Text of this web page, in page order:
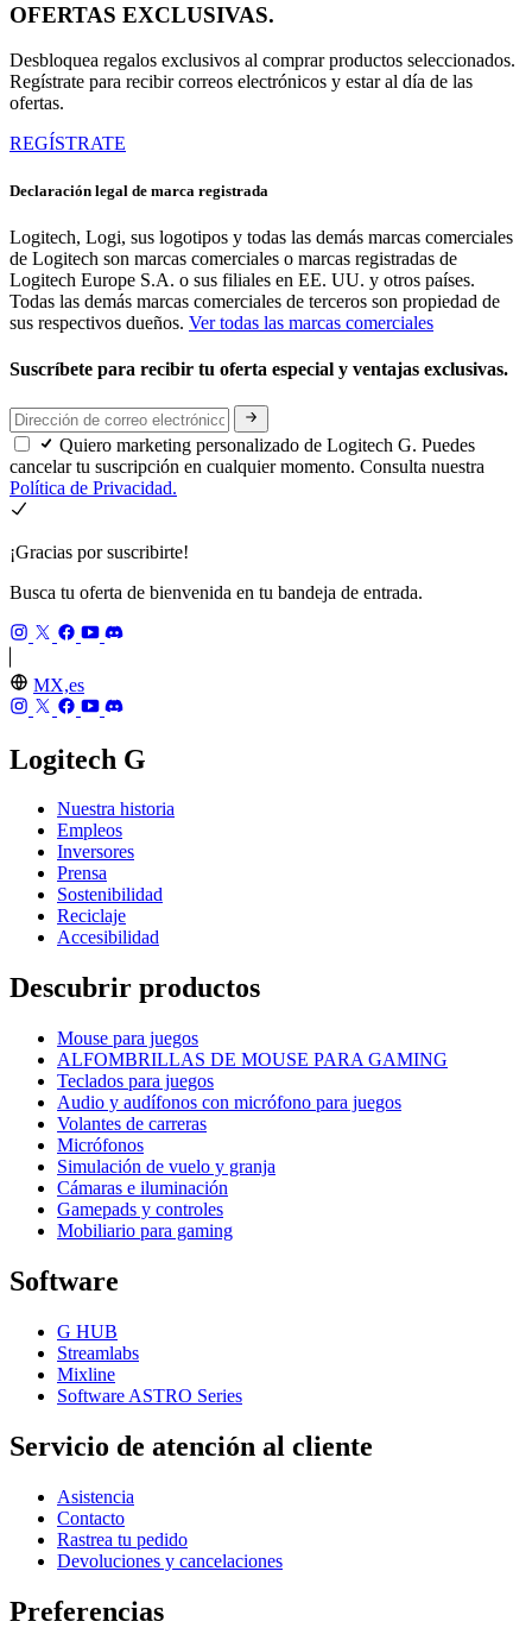
OFERTAS EXCLUSIVAS.
Desbloquea regalos exclusivos al comprar productos seleccionados.
Regístrate para recibir correos electrónicos y estar al día de las
ofertas.
REGÍSTRATE
Declaración legal de marca registrada
Logitech, Logi, sus logotipos y todas las demás marcas comerciales
de Logitech son marcas comerciales o marcas registradas de
Logitech Europe S.A. o sus filiales en EE. UU. y otros países.
Todas las demás marcas comerciales de terceros son propiedad de
sus respectivos dueños. Ver todas las marcas comerciales
Suscríbete para recibir tu oferta especial y ventajas exclusivas.
Quiero marketing personalizado de Logitech G. Puedes
cancelar tu suscripción en cualquier momento. Consulta nuestra
Política de Privacidad.
¡Gracias por suscribirte!
Busca tu oferta de bienvenida en tu bandeja de entrada.
MX,es
Logitech G
Nuestra historia
Empleos
Inversores
Prensa
Sostenibilidad
Reciclaje
Accesibilidad
Descubrir productos
Mouse para juegos
ALFOMBRILLAS DE MOUSE PARA GAMING
Teclados para juegos
Audio y audífonos con micrófono para juegos
Volantes de carreras
Micrófonos
Simulación de vuelo y granja
Cámaras e iluminación
Gamepads y controles
Mobiliario para gaming
Software
G HUB
Streamlabs
Mixline
Software ASTRO Series
Servicio de atención al cliente
Asistencia
Contacto
Rastrea tu pedido
Devoluciones y cancelaciones
Preferencias